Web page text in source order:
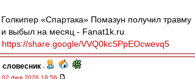
Голкипер «Спартака» Помазун получил травму
и выбыл на месяц - Fanat1k.ru
https://share.google/VVQ0kcSPpEOcwevq5
словесник -
02 фев 2026 18:56